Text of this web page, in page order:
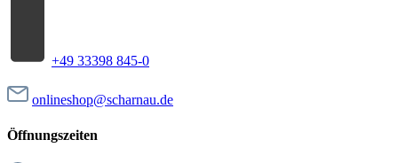
+49 33398 845-0
onlineshop@scharnau.de
Öffnungszeiten